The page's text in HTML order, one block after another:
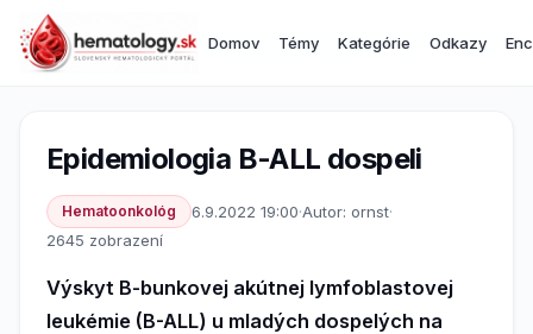
Domov Témy Kategórie Odkazy
Epidemiologia B-ALL dospeli
Hematoonkológ 6.9.2022 19:00·Autor: ornst·
2645 zobrazení
Výskyt B-bunkovej akútnej lymfoblastovej
leukémie (B-ALL) u mladých dospelých na